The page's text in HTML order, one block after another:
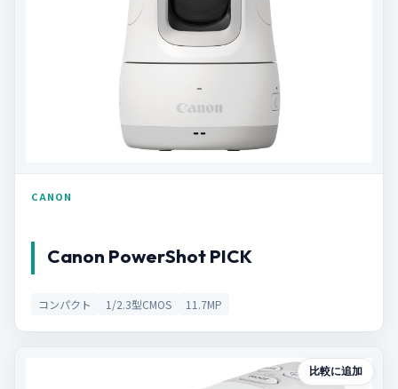
CANON
Canon PowerShot PICK
コンパクト 1/2.3型CMOS 11.7MP
比較に追加